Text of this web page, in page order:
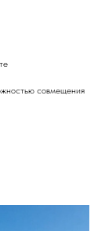
совмещения